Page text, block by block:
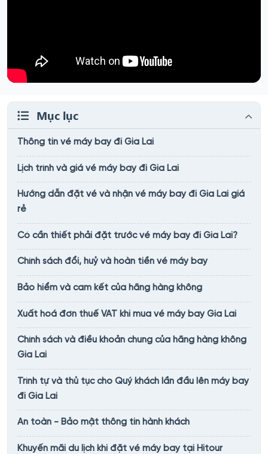
Mục lục
Thông tin vé máy bay đi Gia Lai
Lịch trình và giá vé máy bay đi Gia Lai
Hướng dẫn đặt vé và nhận vé máy bay đi Gia Lai giá
rẻ
Có cần thiết phải đặt trước vé máy bay đi Gia Lai?
Chính sách đổi, huỷ và hoàn tiền vé máy bay
Bảo hiểm và cam kết của hãng hàng không
Xuất hoá đơn thuế VAT khi mua vé máy bay Gia Lai
Chính sách và điều khoản chung của hãng hàng không
Gia Lai
Trình tự và thủ tục cho Quý khách lần đầu lên máy bay
đi Gia Lai
An toàn - Bảo mật thông tin hành khách
Khuyến mãi du lịch khi đặt vé máy bay tại Hitour